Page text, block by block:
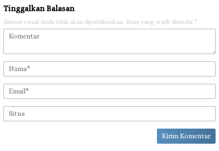
Tinggalkan Balasan
Alamat email Anda tidak akan dipublikasikan. Ruas yang wajib ditandai *